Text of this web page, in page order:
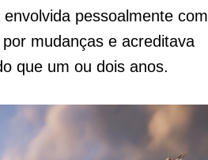
pessoalmente com
mudanças e acreditava
que um ou dois anos.